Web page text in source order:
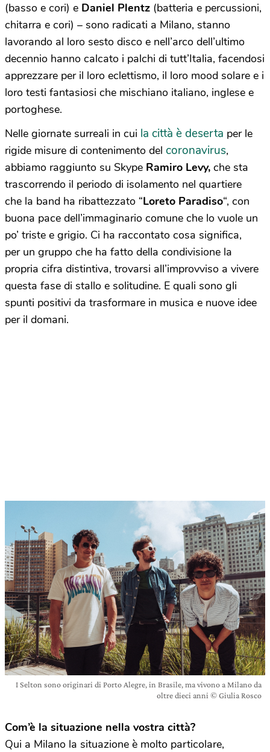
(basso e cori) e Daniel Plentz (batteria e percussioni,
chitarra e cori) – sono radicati a Milano, stanno
lavorando al loro sesto disco e nell’arco dell’ultimo
decennio hanno calcato i palchi di tutt’Italia, facendosi
apprezzare per il loro eclettismo, il loro mood solare e i
loro testi fantasiosi che mischiano italiano, inglese e
portoghese.
Nelle giornate surreali in cui la città è deserta per le
rigide misure di contenimento del coronavirus,
abbiamo raggiunto su Skype Ramiro Levy, che sta
trascorrendo il periodo di isolamento nel quartiere
che la band ha ribattezzato “Loreto Paradiso“, con
buona pace dell’immaginario comune che lo vuole un
po’ triste e grigio. Ci ha raccontato cosa significa,
per un gruppo che ha fatto della condivisione la
propria cifra distintiva, trovarsi all’improvviso a vivere
questa fase di stallo e solitudine. E quali sono gli
spunti positivi da trasformare in musica e nuove idee
per il domani.
I Selton sono originari di Porto Alegre, in Brasile, ma vivono a Milano da
oltre dieci anni © Giulia Rosco
Com’è la situazione nella vostra città?
Qui a Milano la situazione è molto particolare,